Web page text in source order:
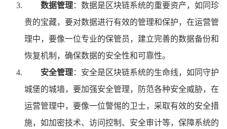
数据管理：数据是区块链系统的重要资产，如同珍
贵的宝藏，要对数据进行有效的管理和保护，在运营管
理中，要像一位专业的保管员，建立完善的数据备份和
恢复机制，确保数据的安全性和可靠性。
安全管理：安全是区块链系统的生命线，如同守护
城堡的城墙，要加强安全管理，防范各种安全威胁，在
运营管理中，要像一位警惕的卫士，采取有效的安全措
施，如加密技术、访问控制、安全审计等，保障系统的